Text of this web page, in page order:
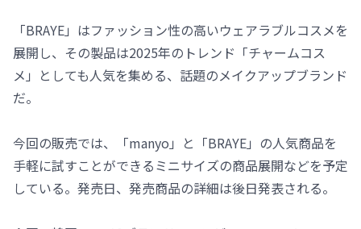
「BRAYE」はファッション性の高いウェアラブルコスメを
展開し、その製品は2025年のトレンド「チャームコス
メ」としても人気を集める、話題のメイクアップブランド
だ。
今回の販売では、「manyo」と「BRAYE」の人気商品を
手軽に試すことができるミニサイズの商品展開などを予定
している。発売日、発売商品の詳細は後日発表される。